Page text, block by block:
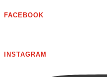
FACEBOOK
INSTAGRAM